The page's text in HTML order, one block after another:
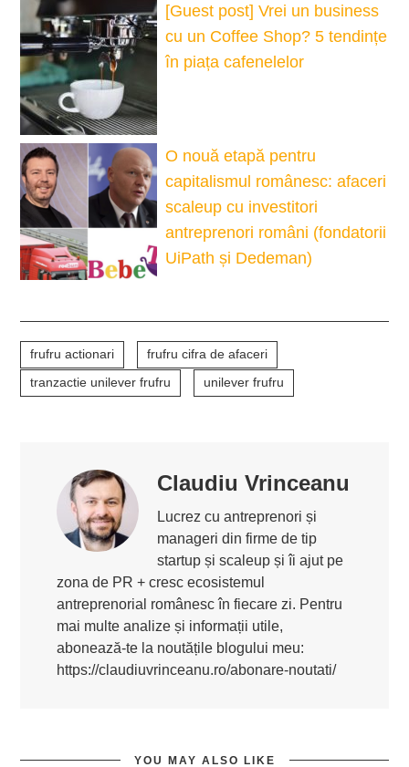
[Guest post] Vrei un business
cu un Coffee Shop? 5 tendințe
în piața cafenelelor
O nouă etapă pentru
capitalismul românesc: afaceri
scaleup cu investitori
antreprenori români (fondatorii
UiPath și Dedeman)
frufru actionari
frufru cifra de afaceri
tranzactie unilever frufru
unilever frufru
Claudiu Vrinceanu
Lucrez cu antreprenori și
manageri din firme de tip
startup și scaleup și îi ajut pe
zona de PR + cresc ecosistemul
antreprenorial românesc în fiecare zi. Pentru
mai multe analize și informații utile,
abonează-te la noutățile blogului meu:
https://claudiuvrinceanu.ro/abonare-noutati/
YOU MAY ALSO LIKE